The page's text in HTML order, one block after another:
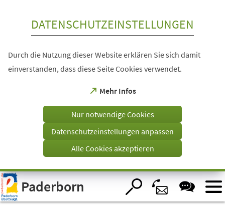
Visuelle
Assistenzsoftware
öffnen.
DATENSCHUTZEINSTELLUNGEN
Durch die Nutzung dieser Website erklären Sie sich damit
einverstanden, dass diese Seite Cookies verwendet.
Mehr Infos
(Öffnet
einem
Tab)
Nur notwendige Cookies
Datenschutzeinstellungen anpassen
Alle Cookies akzeptieren
Paderborn